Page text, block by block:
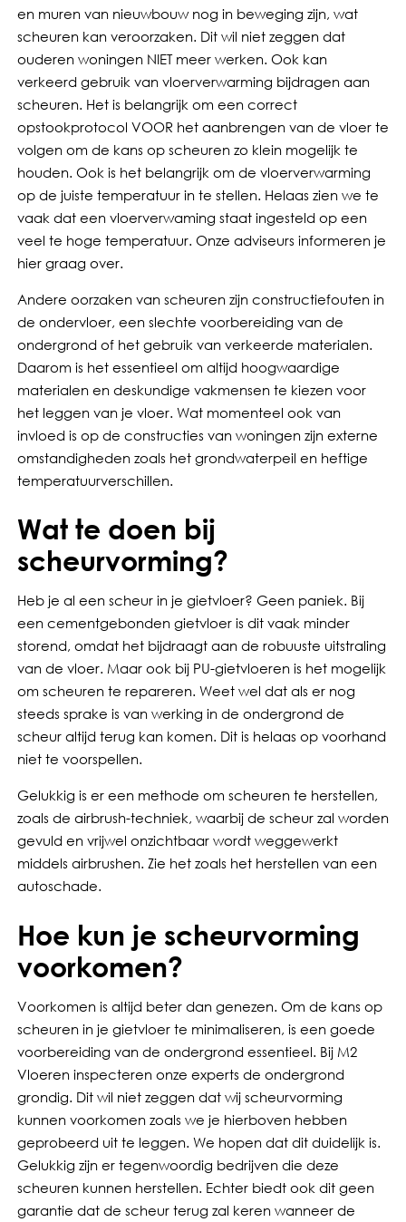
en muren van nieuwbouw nog in beweging zijn, wat
scheuren kan veroorzaken. Dit wil niet zeggen dat
ouderen woningen NIET meer werken. Ook kan
verkeerd gebruik van vloerverwarming bijdragen aan
scheuren. Het is belangrijk om een correct
opstookprotocol VOOR het aanbrengen van de vloer te
volgen om de kans op scheuren zo klein mogelijk te
houden. Ook is het belangrijk om de vloerverwarming
op de juiste temperatuur in te stellen. Helaas zien we te
vaak dat een vloerverwaming staat ingesteld op een
veel te hoge temperatuur. Onze adviseurs informeren je
hier graag over.
Andere oorzaken van scheuren zijn constructiefouten in
de ondervloer, een slechte voorbereiding van de
ondergrond of het gebruik van verkeerde materialen.
Daarom is het essentieel om altijd hoogwaardige
materialen en deskundige vakmensen te kiezen voor
het leggen van je vloer. Wat momenteel ook van
invloed is op de constructies van woningen zijn externe
omstandigheden zoals het grondwaterpeil en heftige
temperatuurverschillen.
Wat te doen bij
scheurvorming?
Heb je al een scheur in je gietvloer? Geen paniek. Bij
een cementgebonden gietvloer is dit vaak minder
storend, omdat het bijdraagt aan de robuuste uitstraling
van de vloer. Maar ook bij PU-gietvloeren is het mogelijk
om scheuren te repareren. Weet wel dat als er nog
steeds sprake is van werking in de ondergrond de
scheur altijd terug kan komen. Dit is helaas op voorhand
niet te voorspellen.
Gelukkig is er een methode om scheuren te herstellen,
zoals de airbrush-techniek, waarbij de scheur zal worden
gevuld en vrijwel onzichtbaar wordt weggewerkt
middels airbrushen. Zie het zoals het herstellen van een
autoschade.
Hoe kun je scheurvorming
voorkomen?
Voorkomen is altijd beter dan genezen. Om de kans op
scheuren in je gietvloer te minimaliseren, is een goede
voorbereiding van de ondergrond essentieel. Bij M2
Vloeren inspecteren onze experts de ondergrond
grondig. Dit wil niet zeggen dat wij scheurvorming
kunnen voorkomen zoals we je hierboven hebben
geprobeerd uit te leggen. We hopen dat dit duidelijk is.
Gelukkig zijn er tegenwoordig bedrijven die deze
scheuren kunnen herstellen. Echter biedt ook dit geen
garantie dat de scheur terug zal keren wanneer de